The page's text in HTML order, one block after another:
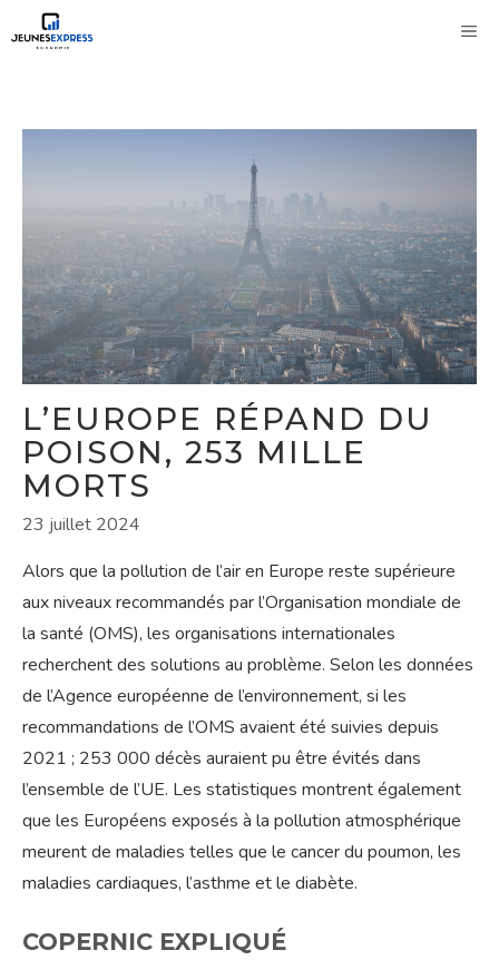
au
L’EUROPE RÉPAND DU
POISON, 253 MILLE
MORTS
23 juillet 2024
Alors que la pollution de l’air en Europe reste supérieure
aux niveaux recommandés par l’Organisation mondiale de
la santé (OMS), les organisations internationales
recherchent des solutions au problème. Selon les données
de l’Agence européenne de l’environnement, si les
recommandations de l’OMS avaient été suivies depuis
2021 ; 253 000 décès auraient pu être évités dans
l’ensemble de l’UE. Les statistiques montrent également
que les Européens exposés à la pollution atmosphérique
meurent de maladies telles que le cancer du poumon, les
maladies cardiaques, l’asthme et le diabète.
COPERNIC EXPLIQUÉ